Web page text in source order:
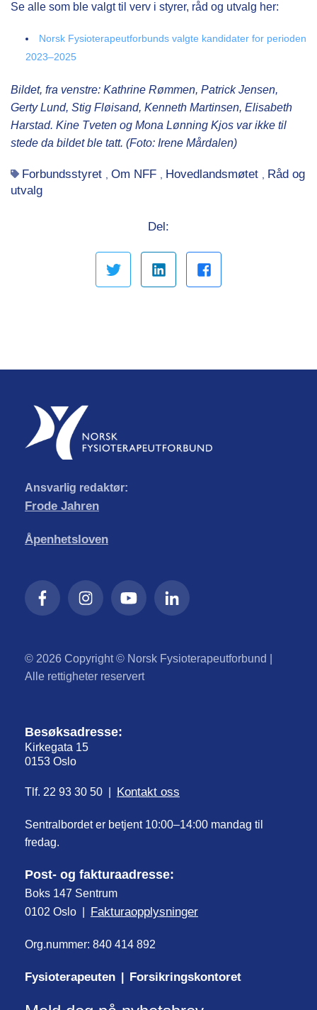
Se alle som ble valgt til verv i styrer, råd og utvalg her:
Norsk Fysioterapeutforbunds valgte kandidater for perioden
2023–2025
Bildet, fra venstre: Kathrine Rømmen, Patrick Jensen,
Gerty Lund, Stig Fløisand, Kenneth Martinsen, Elisabeth
Harstad. Kine Tveten og Mona Lønning Kjos var ikke til
stede da bildet ble tatt. (Foto: Irene Mårdalen)
Forbundsstyret Om NFF Hovedlandsmøtet
Råd og
utvalg
Del:
Ansvarlig redaktør:
Frode Jahren
Åpenhetsloven
© 2026 Copyright © Norsk Fysioterapeutforbund |
Alle rettigheter reservert
Besøksadresse:
Kirkegata 15
0153 Oslo
Tlf. 22 93 30 50 | Kontakt oss
Sentralbordet er betjent 10:00–14:00 mandag til
fredag.
Post- og fakturaadresse:
Boks 147 Sentrum
0102 Oslo |
Fakturaopplysninger
Org.nummer: 840 414 892
Fysioterapeuten Forsikringskontoret